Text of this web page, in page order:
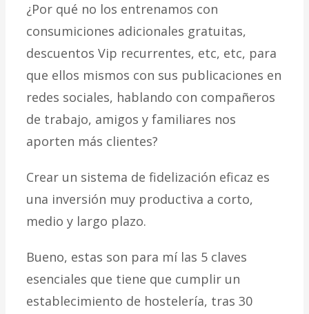
¿Por qué no los entrenamos con
consumiciones adicionales gratuitas,
descuentos Vip recurrentes, etc, etc, para
que ellos mismos con sus publicaciones en
redes sociales, hablando con compañeros
de trabajo, amigos y familiares nos
aporten más clientes?
Crear un sistema de fidelización eficaz es
una inversión muy productiva a corto,
medio y largo plazo.
Bueno, estas son para mí las 5 claves
esenciales que tiene que cumplir un
establecimiento de hostelería, tras 30